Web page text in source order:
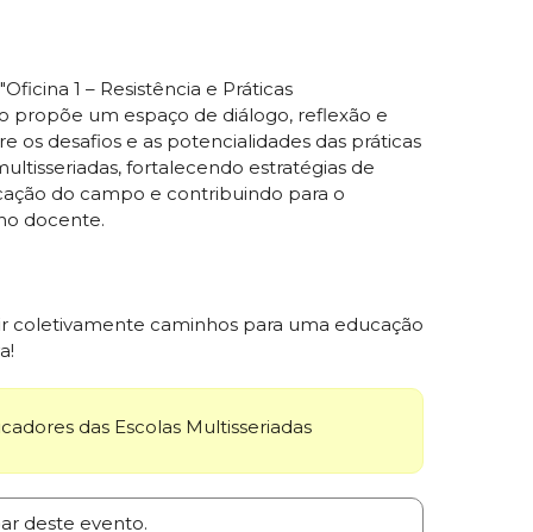
1 – Resistência e Práticas
propõe um espaço de diálogo, reflexão e
os desafios e as potencialidades das práticas
fortalecendo estratégias de
do campo e contribuindo para o
docente.
coletivamente caminhos para uma educação
das Escolas Multisseriadas
deste evento.